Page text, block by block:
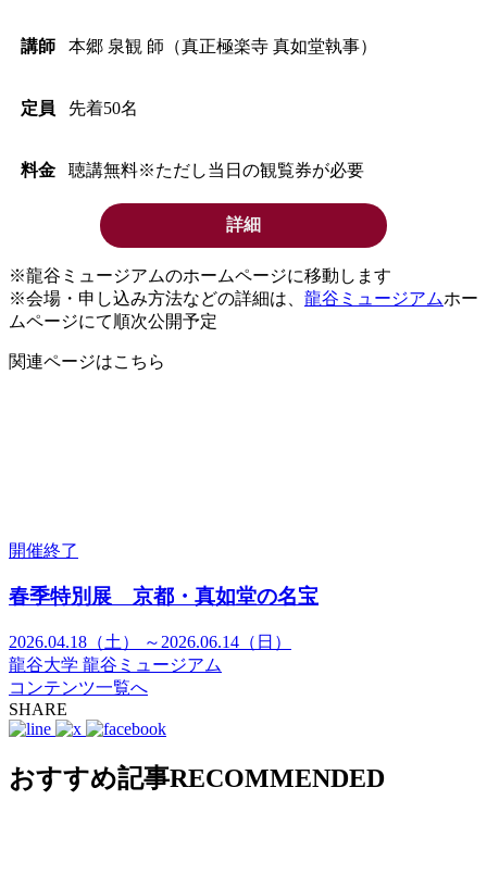
講師 本郷 泉観 師（真正極楽寺 真如堂執事）
定員 先着50名
料金 聴講無料※ただし当日の観覧券が必要
詳細
※龍谷ミュージアムのホームページに移動します
※会場・申し込み方法などの詳細は、 龍谷ミュージアムホー
ムページにて順次公開予定
関連ページはこちら
開催終了
春季特別展 京都・真如堂の名宝
2026.04.18（土） ～2026.06.14（日）
龍谷大学 龍谷ミュージアム
コンテンツ一覧へ
SHARE
おすすめ記事RECOMMENDED